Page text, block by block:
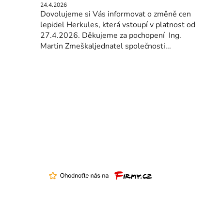
24.4.2026
Dovolujeme si Vás informovat o změně cen
lepidel Herkules, která vstoupí v platnost od
27.4.2026. Děkujeme za pochopení Ing.
Martin Zmeškaljednatel společnosti...